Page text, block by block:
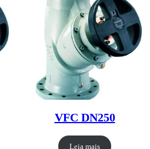
VFC DN250
Leia mais